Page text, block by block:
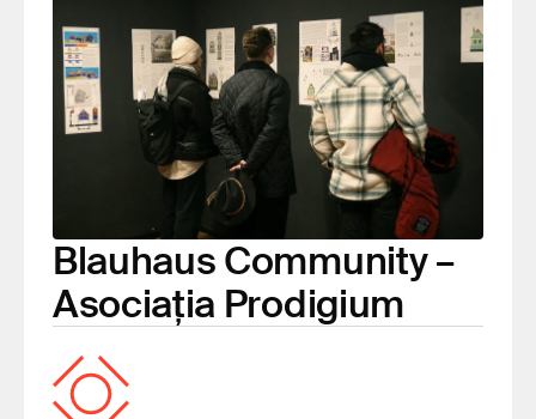
Blauhaus Community –
Asociația Prodigium